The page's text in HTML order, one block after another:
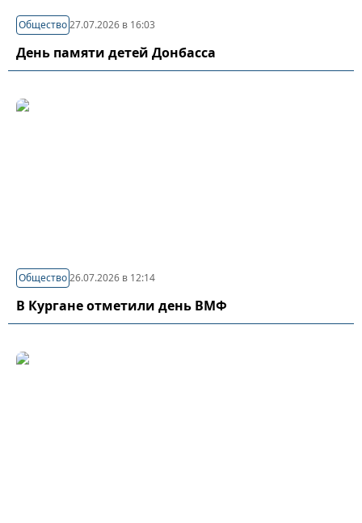
Общество27.07.2026 в 16:03
День памяти детей Донбасса
Общество26.07.2026 в 12:14
В Кургане отметили день ВМФ